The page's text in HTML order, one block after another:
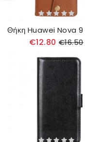
€12.80 €16.50